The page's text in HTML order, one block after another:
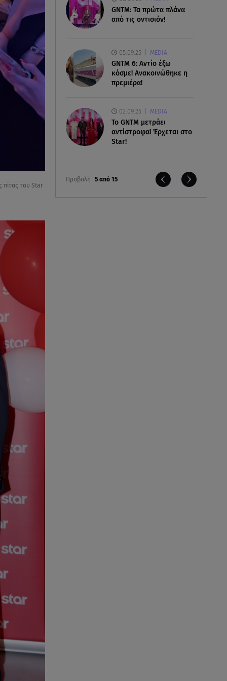
GNTM: Τα πρώτα πλάνα
από τις οντισιόν!
05.09.25 MEDIA
GNTM 6: Αντίο έξω
κόσμε! Ανακοινώθηκε η
πρεμιέρα!
02.09.25 MEDIA
Το GNTM μετράει
αντίστροφα! Έρχεται στο
Star!
Προβολή 5 από 15
πίτας του Star